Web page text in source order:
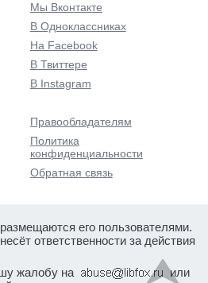
Мы Вконтакте
В Одноклассниках
На Facebook
В Твиттере
В Instagram
Правообладателям
Политика
конфиденциальности
Обратная связь
его пользователями.
ответственности за действия
жалобу на
или